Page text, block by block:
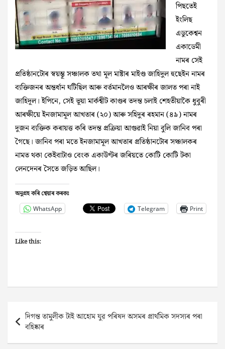
পিছতেই
ইংলিছ
এডুকেশ্বন
একাডেমী
নামৰ সেই
প্ৰতিষ্ঠানটোৰ স্বয়ম্ভূ সঞ্চালক তথা মূল মাষ্টাৰ মাইণ্ড জাহিদুল হুছেইন নামৰ
ব্যক্তিজনৰ অন্তৰ্ধান ঘটিছিল আৰু বৰ্তমানলৈও আৰক্ষীৰ জালত পৰা নাই
জাহিদূল। ইপিনে, সেই ভূয়া মাৰ্কশ্বীট কাণ্ডৰ তদন্ত চলাই শেহতীয়াকৈ ধুবুৰী
আৰক্ষীয়ে ইনজামামূল আখতাৰ (২০) আৰু সহিদুৰ ৰহমান (৪৯) নামৰ
দুজন ব্যক্তিক কৰায়ত্ত কৰি তদন্ত প্ৰক্ৰিয়া আগুৱাই নিয়া বুলি জানিব পৰা
গৈছে। জানিব পৰা মতে ইনজামামূল আখতাৰ প্ৰতিষ্ঠানটোৰ সঞ্চালকৰ
নামত থকা কেইবাটাও বেংক একাউণ্টৰ জৰিয়তে কোটি কোটি টকা
লেনদেনৰ সৈতে জড়িত আছিল।
অনুগ্ৰহ কৰি শ্বেয়াৰ কৰকঃ
WhatsApp Telegram Print
Like this:
Post
navigation
দিগন্ত তামুলীক টাই আহোম যুৱ পৰিষদ অসমৰ প্রার্থমিক সদস্যৰ পৰা
বহিষ্কাৰ